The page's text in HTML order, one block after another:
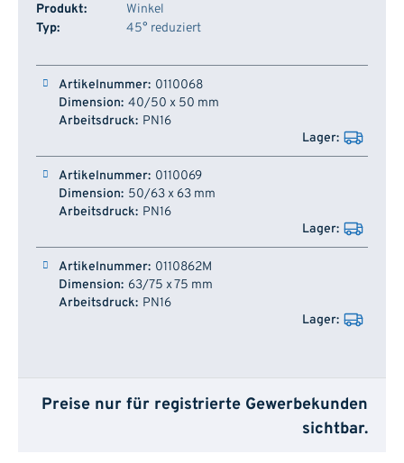
Produkt:
Winkel
Typ:
45° reduziert
Artikelnummer Dimension
0110068
40/50 x 50 mm
PN16
0110069
50/63 x 63 mm
PN16
0110862M
63/75 x 75 mm
PN16
Preise nur für registrierte Gewerbekunden
sichtbar.